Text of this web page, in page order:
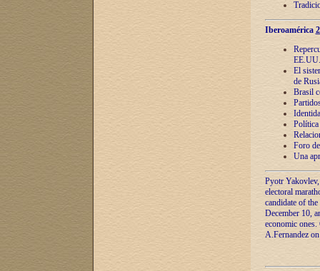
Iberoamérica
EE.UU.
El
de
Brasil
Política
Foro
Una
Pyotr
electoral
candidate of
December 10,
economic
A.Fernandez